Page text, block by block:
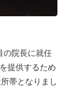
の院長に就任
提供するため
帯となりまし